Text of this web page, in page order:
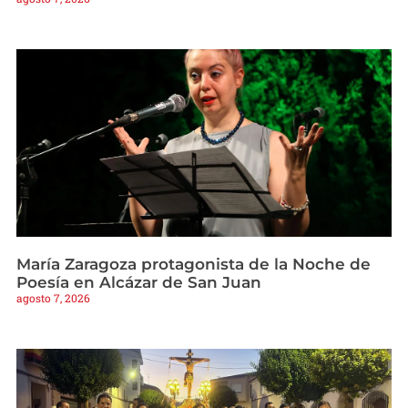
María Zaragoza protagonista de la Noche de
Poesía en Alcázar de San Juan
agosto 7, 2026